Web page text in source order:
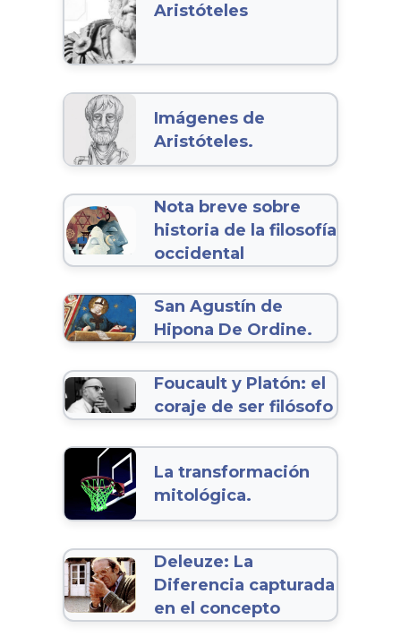
Aristóteles
Imágenes de
Aristóteles.
Nota breve sobre
historia de la filosofía
occidental
San Agustín de
Hipona De Ordine.
Foucault y Platón: el
coraje de ser filósofo
La transformación
mitológica.
Deleuze: La
Diferencia capturada
en el concepto